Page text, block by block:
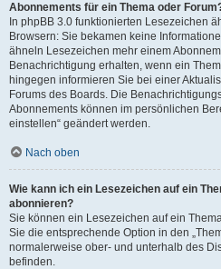
Abonnements für ein Thema oder
In phpBB 3.0 funktionierten Lesezeichen
Browsern: Sie bekamen keine
ähneln Lesezeichen mehr einem
Benachrichtigung erhalten, wenn ein
hingegen informieren Sie bei einer
Forums des Boards. Die
Abonnements können im persönlichen
einstellen“ geändert werden.
Nach oben
Wie kann ich ein Lesezeichen auf ein
abonnieren?
Sie können ein Lesezeichen auf ein
Sie die entsprechende Option in den
normalerweise ober- und unterhalb des
befinden.